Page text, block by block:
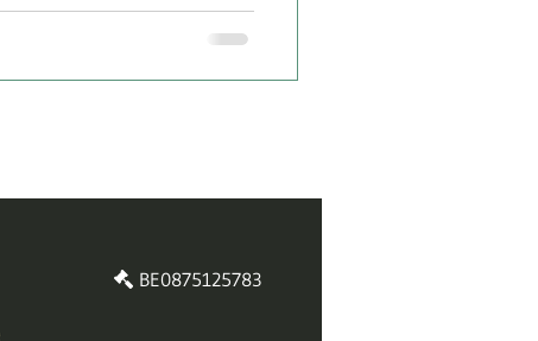
d’une solution économique.
l’un des dangers
BE0875125783